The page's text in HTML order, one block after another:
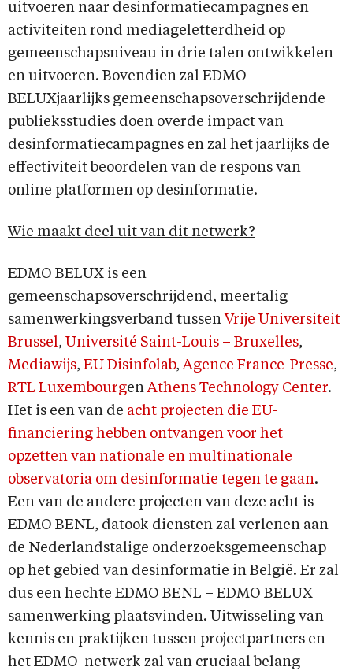
uitvoeren naar desinformatiecampagnes en
activiteiten rond mediageletterdheid op
gemeenschapsniveau in drie talen ontwikkelen
en uitvoeren. Bovendien zal EDMO
BELUXjaarlijks gemeenschapsoverschrijdende
publieksstudies doen overde impact van
desinformatiecampagnes en zal het jaarlijks de
effectiviteit beoordelen van de respons van
online platformen op desinformatie.
Wie maakt deel uit van dit netwerk?
EDMO BELUX is een
gemeenschapsoverschrijdend, meertalig
samenwerkingsverband tussen Vrije Universiteit
Brussel, Université Saint-Louis – Bruxelles,
Mediawijs, EU Disinfolab,Agence France-Presse,
RTL LuxembourgenAthens Technology Center.
Het is een van de acht projecten die EU-
financiering hebben ontvangen voor het
opzetten van nationale en multinationale
observatoria om desinformatie tegen te gaan.
Een van de andere projecten van deze acht is
EDMO BENL, datook diensten zal verlenen aan
de Nederlandstalige onderzoeksgemeenschap
op het gebied van desinformatie in België. Er zal
dus een hechte EDMO BENL – EDMO BELUX
samenwerking plaatsvinden. Uitwisseling van
kennis en praktijken tussen projectpartners en
het EDMO-netwerk zal van cruciaal belang